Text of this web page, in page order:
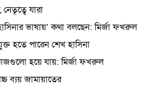
যারা
ভাষায়’ কথা বলছেন: মির্জা ফখরুল
হতে পারেন শেখ হাসিনা
হয়ে যায়: মির্জা ফখরুল
ব্যয় জামায়াতের